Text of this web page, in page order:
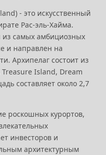
- это искусственный
Рас-эль-Хайма.
из самых амбициозных
и направлен на
Архипелаг состоит из
Island, Dream
составляет около 2,7
роскошных курортов,
инвесторов и
архитектурным